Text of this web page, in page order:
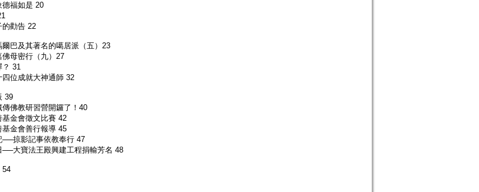
德福如是 20
的勸告 22
爾巴及其著名的噶居派（五）23
佛母密行（九）27
？ 31
四位成就大神通師 32
39
傳佛教研習營開鑼了！40
基金會徵文比賽 42
基金會善行報導 45
──掠影記事依教奉行 47
──大寶法王殿興建工程捐輸芳名 48
54